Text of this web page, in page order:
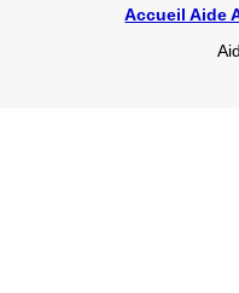
Accueil Aide